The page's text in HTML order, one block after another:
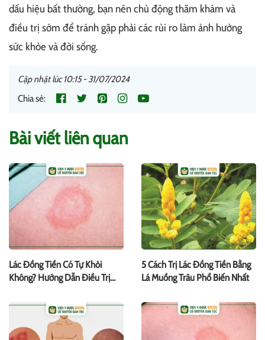
dấu hiệu bất thường, bạn nên chủ động thăm khám và
điều trị sớm để tránh gặp phải các rủi ro làm ảnh hưởng
sức khỏe và đời sống.
Cập nhật lúc 10:15 - 31/07/2024
Chia sẻ:
Bài viết liên quan
Lác Đồng Tiền Có Tự Khỏi
Không? Hướng Dẫn Điều Trị
5 Cách Trị Lác Đồng Tiền Bằng
Lá Muồng Trâu Phổ Biến Nhất